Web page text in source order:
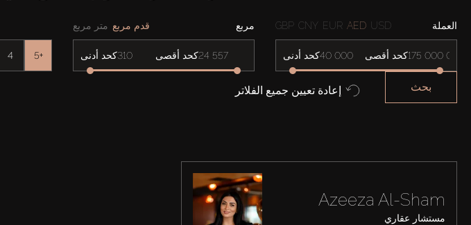
4 5+
مربع متر مربع قدم مربع
كحد أدنى كحد أقصى
العملة GBP CNY EUR AED USD
كحد أدنى كحد أقصى
إعادة تعيين جميع الفلاتر بحث
Azeeza Al-Sham
مستشار عقاري